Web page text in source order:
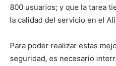
800 usuarios; y que la tarea
la calidad del servicio en el
Para poder realizar estas
seguridad, es necesario